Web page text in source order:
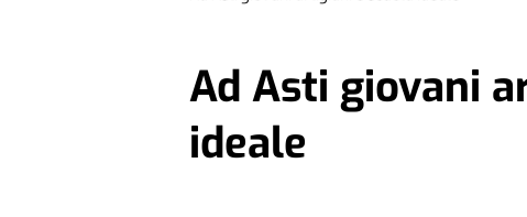
Ad Asti giovani
ideale